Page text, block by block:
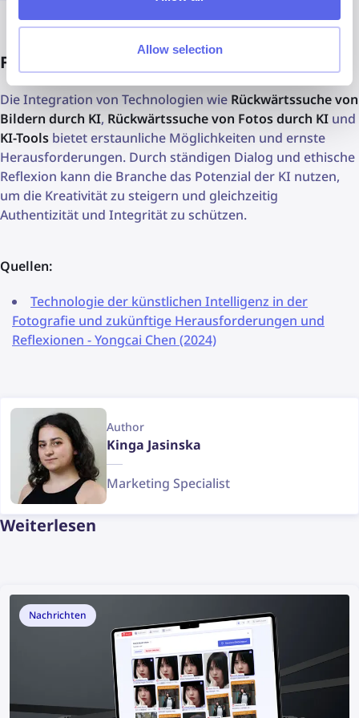
Allow selection
Fazit
Die Integration von Technologien wie Rückwärtssuche von
Bildern durch KI, Rückwärtssuche von Fotos durch KI und
KI-Tools bietet erstaunliche Möglichkeiten und ernste
Herausforderungen. Durch ständigen Dialog und ethische
Reflexion kann die Branche das Potenzial der KI nutzen,
um die Kreativität zu steigern und gleichzeitig
Authentizität und Integrität zu schützen.
Quellen:
Technologie der künstlichen Intelligenz in der
Fotografie und zukünftige Herausforderungen und
Reflexionen - Yongcai Chen (2024)
Author
Kinga Jasinska
Marketing Specialist
Weiterlesen
Nachrichten